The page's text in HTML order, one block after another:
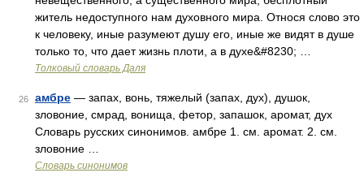
житель недоступного нам духовного мира. Относя слово это
к человеку, иные разумеют душу его, иные же видят в душе
только то, что дает жизнь плоти, а в духе&#8230; …
Толковый словарь Даля
26 амбре — запах, вонь, тяжелый (запах, дух), душок,
зловоние, смрад, вонища, фетор, запашок, аромат, дух
Словарь русских синонимов. амбре 1. см. аромат. 2. см.
зловоние …
Словарь синонимов